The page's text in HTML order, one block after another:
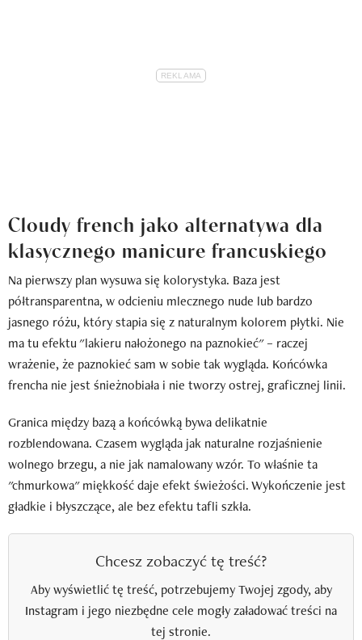
Cloudy french jako alternatywa dla
klasycznego manicure francuskiego
Na pierwszy plan wysuwa się kolorystyka. Baza jest
półtransparentna, w odcieniu mlecznego nude lub bardzo
jasnego różu, który stapia się z naturalnym kolorem płytki. Nie
ma tu efektu "lakieru nałożonego na paznokieć" – raczej
wrażenie, że paznokieć sam w sobie tak wygląda. Końcówka
frencha nie jest śnieżnobiała i nie tworzy ostrej, graficznej linii.
Granica między bazą a końcówką bywa delikatnie
rozblendowana. Czasem wygląda jak naturalne rozjaśnienie
wolnego brzegu, a nie jak namalowany wzór. To właśnie ta
"chmurkowa" miękkość daje efekt świeżości. Wykończenie jest
gładkie i błyszczące, ale bez efektu tafli szkła.
Chcesz zobaczyć tę treść?
Aby wyświetlić tę treść, potrzebujemy Twojej zgody, aby
Instagram i jego niezbędne cele mogły załadować treści na
tej stronie.